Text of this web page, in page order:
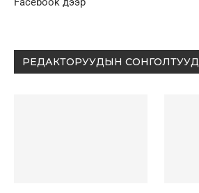
РЕДАКТОРУУДЫН СОНГОЛТУУД